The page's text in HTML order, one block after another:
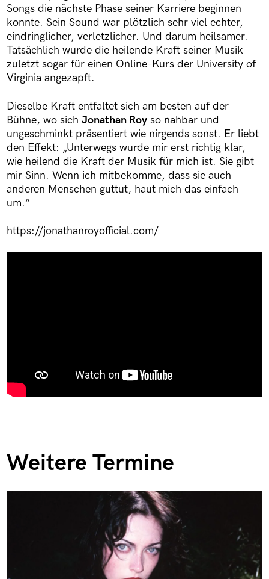
Songs die nächste Phase seiner Karriere beginnen
konnte. Sein Sound war plötzlich sehr viel echter,
eindringlicher, verletzlicher. Und darum heilsamer.
Tatsächlich wurde die heilende Kraft seiner Musik
zuletzt sogar für einen Online-Kurs der University of
Virginia angezapft.
Dieselbe Kraft entfaltet sich am besten auf der
Bühne, wo sich Jonathan Royso nahbar und
ungeschminkt präsentiert wie nirgends sonst. Er liebt
den Effekt: „Unterwegs wurde mir erst richtig klar,
wie heilend die Kraft der Musik für mich ist. Sie gibt
mir Sinn. Wenn ich mitbekomme, dass sie auch
anderen Menschen guttut, haut mich das einfach
um.“
https://jonathanroyofficial.com/
Weitere Termine